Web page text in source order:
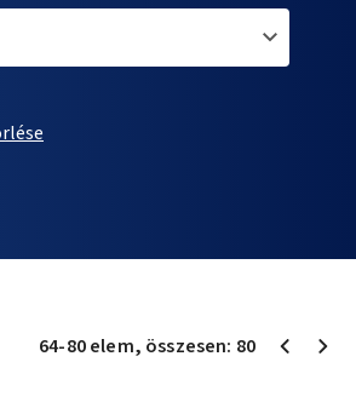
64-80elem, összesen: 80